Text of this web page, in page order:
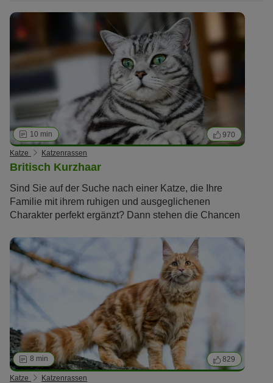
hinschaut, entdeckt aber schnell
Unterschiede zwischen den beiden
10 min 970
Katze Katzenrassen
Britisch Kurzhaar
Sind Sie auf der Suche nach einer Katze, die Ihre
Familie mit ihrem ruhigen und ausgeglichenen
Charakter perfekt ergänzt? Dann stehen die Chancen
(BKH; British Shorthair) fällt. Unser Rasseportrait stellt
Ihnen die Kurzhaarkatzen aus Großbritannien
detailliert vor.
8 min 829
Katze Katzenrassen